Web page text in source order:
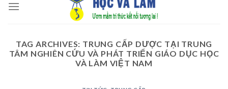
TAG ARCHIVES: TRUNG CẤP DƯỢC TẠI TRUNG
TÂM NGHIÊN CỨU VÀ PHÁT TRIỂN GIÁO DỤC HỌC
VÀ LÀM VIỆT NAM